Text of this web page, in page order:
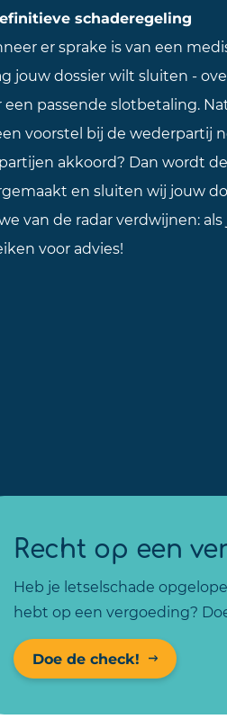
schaderegeling
er sprake is van een
jouw dossier wilt sluiten -
een passende slotbetaling.
voorstel bij de wederpartij
akkoord? Dan wordt
en sluiten wij jouw
van de radar verdwijnen:
voor advies!
Recht op een
Heb je letselschade
hebt op een vergoeding?
Doe de check!